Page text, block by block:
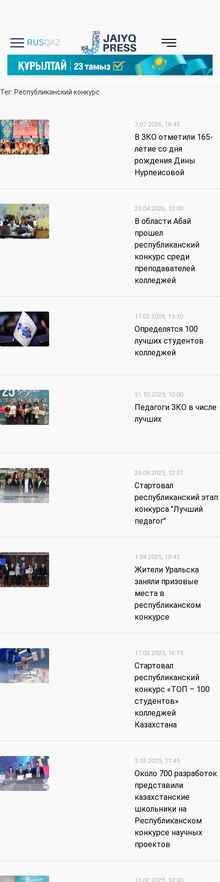
Тег: Республиканский конкурс
7.07.2026, 16:45
В ЗКО отметили 165-
летие со дня
рождения Дины
Нурпеисовой
20.04.2026, 12:00
В области Абай
прошел
республиканский
конкурс среди
преподавателей
колледжей
17.02.2026, 15:30
Определятся 100
лучших студентов
колледжей
31.10.2025, 10:00
Педагоги ЗКО в числе
лучших
26.09.2025, 12:51
Стартовал
республиканский этап
конкурса "Лучший
педагог"
1.04.2025, 10:45
Жители Уральска
заняли призовые
места в
республиканском
конкурсе
17.03.2025, 16:15
Стартовал
республиканский
конкурс «ТОП – 100
студентов»
колледжей
Казахстана
3.03.2025, 11:45
Около 700 разработок
представили
казахстанские
школьники на
Республиканском
конкурсе научных
проектов
13.02.2025, 10:30